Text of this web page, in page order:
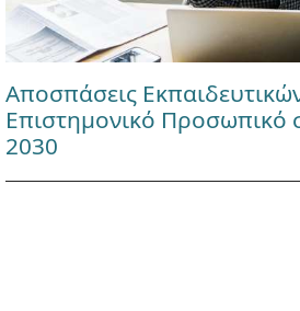
Αποσπάσεις
Επιστημονικό Προσωπικό
2030